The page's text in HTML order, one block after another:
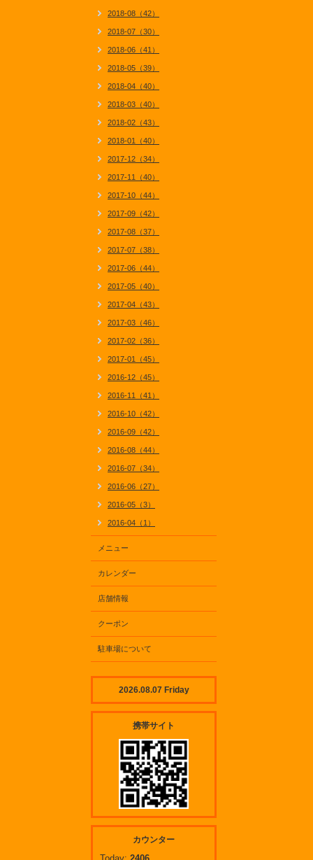
2018-08（42）
2018-07（30）
2018-06（41）
2018-05（39）
2018-04（40）
2018-03（40）
2018-02（43）
2018-01（40）
2017-12（34）
2017-11（40）
2017-10（44）
2017-09（42）
2017-08（37）
2017-07（38）
2017-06（44）
2017-05（40）
2017-04（43）
2017-03（46）
2017-02（36）
2017-01（45）
2016-12（45）
2016-11（41）
2016-10（42）
2016-09（42）
2016-08（44）
2016-07（34）
2016-06（27）
2016-05（3）
2016-04（1）
メニュー
カレンダー
店舗情報
クーポン
駐車場について
2026.08.07 Friday
携帯サイト
カウンター